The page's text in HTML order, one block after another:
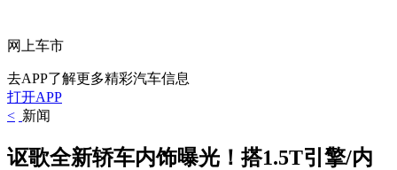
网上车市
去APP了解更多精彩汽车信息
打开APP
< 新闻
讴歌全新轿车内饰曝光！搭1.5T引擎/内